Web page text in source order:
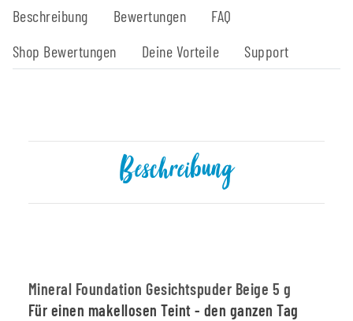
Beschreibung Bewertungen
FAQ
Shop Bewertungen
Deine Vorteile Support
Beschreibung
Mineral Foundation Gesichtspuder Beige 5 g
Für einen makellosen Teint - den ganzen Tag